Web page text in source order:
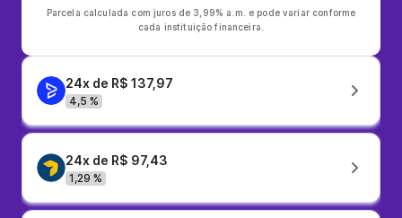
Parcela calculada com juros de 3,99% a.m. e pode variar conforme
cada instituição financeira.
24x de R$ 137,97
4,5 %
24x de R$ 97,43
1,29 %